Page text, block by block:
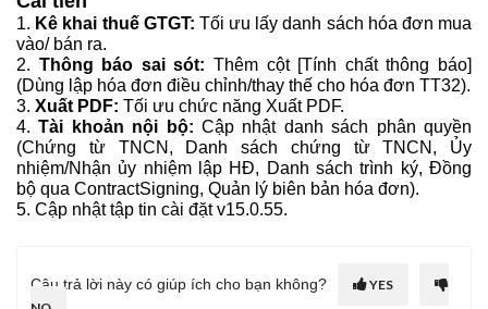
1. Kê khai thuế GTGT: Tối ưu lấy danh sách hóa đơn mua
vào/ bán ra.
2. Thông báo sai sót: Thêm cột [Tính chất thông báo]
(Dùng lập hóa đơn điều chỉnh/thay thế cho hóa đơn TT32).
3. Xuất PDF: Tối ưu chức năng Xuất PDF.
4.Tài khoản nội bộ: Cập nhật danh sách phân quyền
(Chứng từ TNCN, Danh sách chứng từ TNCN, Ủy
nhiệm/Nhận ủy nhiệm lập HĐ, Danh sách trình ký, Đồng
bộ qua ContractSigning, Quản lý biên bản hóa đơn).
5. Cập nhật tập tin cài đặt v15.0.55.
Câu trả lời này có giúp ích cho bạn không?
YES